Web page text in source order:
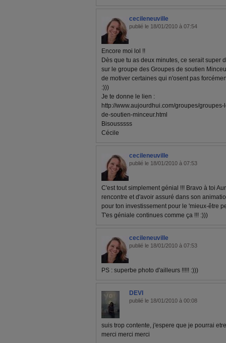
cecileneuville
publié le 18/01/2010 à 07:54
Encore moi lol !!
Dès que tu as deux minutes, ce serait super
sur le groupe des Groupes de soutien
de motiver certaines qui n'osent pas
:)))
Je te donne le lien :
http://www.aujourdhui.com/groupes/
de-soutien-minceur.html
Bisousssss
Cécile
cecileneuville
publié le 18/01/2010 à 07:53
C'est tout simplement génial !!! Bravo à toi
rencontre et d'avoir assuré dans son
pour ton investissement pour le 'mieux-être
T'es géniale continues comme ça !!! :)))
cecileneuville
publié le 18/01/2010 à 07:53
PS : superbe photo d'ailleurs !!!!! :)))
DEVI
publié le 18/01/2010 à 00:08
suis trop contente, j'espere que je pourrai
merci merci merci